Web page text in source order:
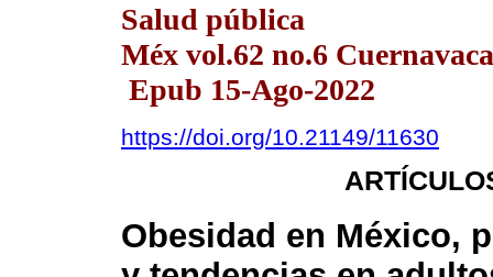
Salud pública
Méx vol.62 no.6
Epub 15-Ago-2022
https://doi.org/10.21149/11630
Obesidad en México,